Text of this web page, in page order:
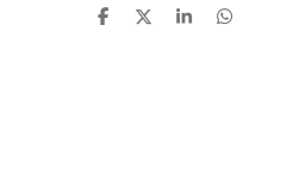
T
T
T
T